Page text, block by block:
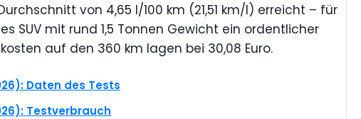
von 4,65 l/100 km (21,51 km/l) erreicht – für
SUV mit rund 1,5 Tonnen Gewicht ein ordentlicher
auf den 360 km lagen bei 30,08 Euro.
Daten des Tests
Testverbrauch